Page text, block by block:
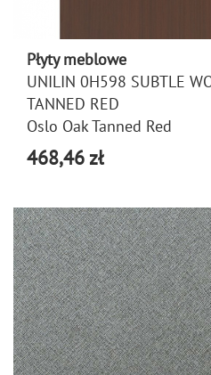
Płyty meblowe
UNILIN 0H598 SUBTLE
TANNED RED
Oslo Oak Tanned Red
468,46 zł